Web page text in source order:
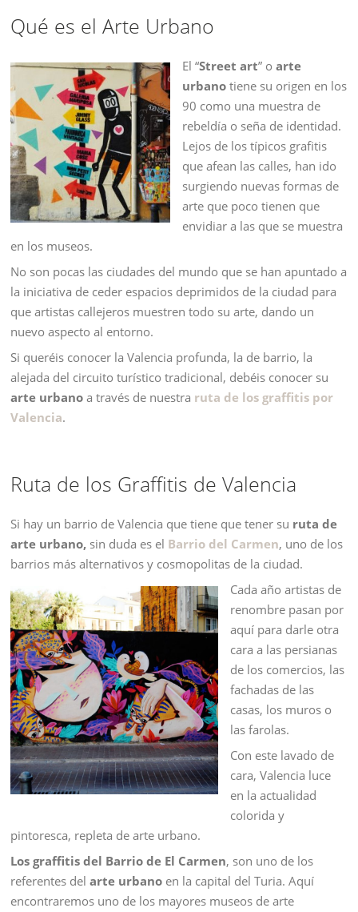
Qué es el Arte Urbano
El “Street art” oarte
urbano tiene su origen en los
90 como una muestra de
rebeldía o seña de identidad.
Lejos de los típicos grafitis
que afean las calles, han ido
surgiendo nuevas formas de
arte que poco tienen que
envidiar a las que se muestra
en los museos.
No son pocas las ciudades del mundo que se han apuntado a
la iniciativa de ceder espacios deprimidos de la ciudad para
que artistas callejeros muestren todo su arte, dando un
nuevo aspecto al entorno.
Si queréis conocer la Valencia profunda, la de barrio, la
alejada del circuito turístico tradicional, debéis conocer su
arte urbano a través de nuestra ruta de los graffitis por
Valencia.
Ruta de los Graffitis de Valencia
Si hay un barrio de Valencia que tiene que tener su ruta de
arte urbano, sin duda es el Barrio del Carmen, uno de los
barrios más alternativos y cosmopolitas de la ciudad.
Cada año artistas de
renombre pasan por
aquí para darle otra
cara a las persianas
de los comercios, las
fachadas de las
casas, los muros o
las farolas.
Con este lavado de
cara, Valencia luce
en la actualidad
colorida y
pintoresca, repleta de arte urbano.
Los graffitis del Barrio de El Carmen, son uno de los
referentes delarte urbano en la capital del Turia. Aquí
encontraremos uno de los mayores museos de arte